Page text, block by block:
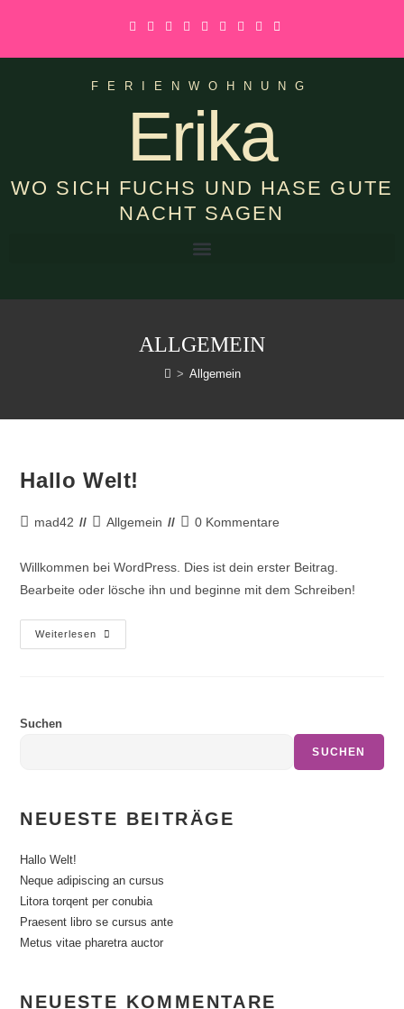
FERIENWOHNUNG
Erika
WO SICH FUCHS UND HASE GUTE
NACHT SAGEN
ALLGEMEIN
> Allgemein
Hallo Welt!
mad42 Allgemein 0 Kommentare
Willkommen bei WordPress. Dies ist dein erster Beitrag.
Bearbeite oder lösche ihn und beginne mit dem Schreiben!
Weiterlesen
Suchen
SUCHEN
NEUESTE BEITRÄGE
Hallo Welt!
Neque adipiscing an cursus
Litora torqent per conubia
Praesent libro se cursus ante
Metus vitae pharetra auctor
NEUESTE KOMMENTARE